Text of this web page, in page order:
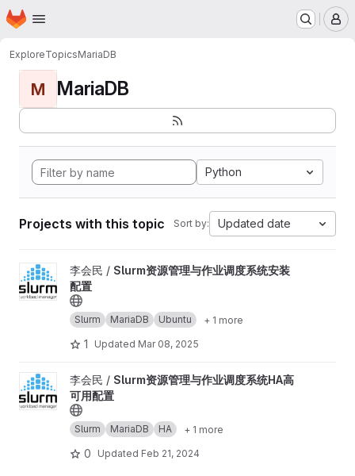
Skip to main content
Homepage
ExploreTopicsMariaDB
M MariaDB
Python
Projects with this topic Sort by: Updated date
View Slurm资源管理与作业调度系统安装配置 project
李会民 / Slurm资源管理与作业调度系统安装
配置
Slurm MariaDB Ubuntu + 1 more
1 Updated Mar 08, 2025
View Slurm资源管理与作业调度系统HA高可用配置 project
李会民 / Slurm资源管理与作业调度系统HA高
可用配置
Slurm MariaDB HA + 1 more
0 Updated Feb 21, 2024